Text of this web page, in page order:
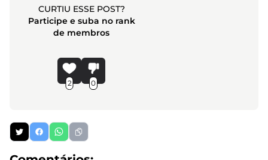
CURTIU ESSE POST?
Participe e suba no rank
de membros
2 0